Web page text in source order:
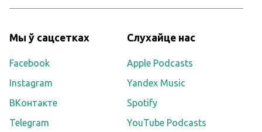
Мы ў сацсетках
Facebook
Instagram
ВКонтакте
Telegram
Слухайце нас
Apple Podcasts
Yandex Music
Spotify
YouTube Podcasts